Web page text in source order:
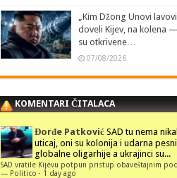
„Kim Džong Unovi
doveli Kijev, na kolena
su otkrivene…
07/08/2026
KOMENTARI ČITALACA
Đorđe Patković SAD tu nema
uticaj, oni su kolonija i udarna
globalne oligarhije a ukrajinci su...
SAD vratile Kijevu potpun pristup obaveštajnim
— Politico · 1 day ago